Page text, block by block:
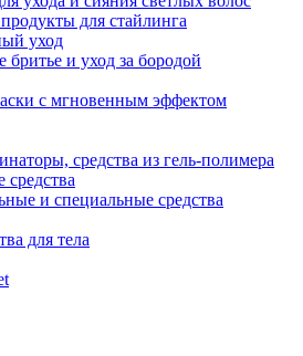
для стайлинга
уход
и уход за бородой
с мгновенным эффектом
средства из гель-полимера
и специальные средства
для тела